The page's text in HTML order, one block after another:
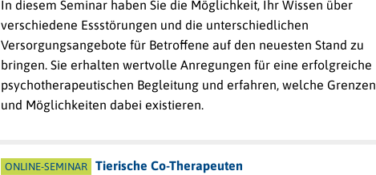
In diesem Seminar haben Sie die Möglichkeit, Ihr Wissen über
verschiedene Essstörungen und die unterschiedlichen
Versorgungsangebote für Betroffene auf den neuesten Stand zu
bringen. Sie erhalten wertvolle Anregungen für eine erfolgreiche
psychotherapeutischen Begleitung und erfahren, welche Grenzen
und Möglichkeiten dabei existieren.
ONLINE-SEMINAR
Tierische Co-Therapeuten